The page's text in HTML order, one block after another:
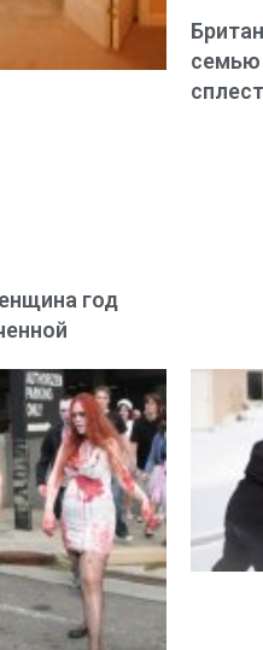
год
семью